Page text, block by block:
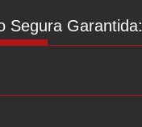
Segura Garantida: